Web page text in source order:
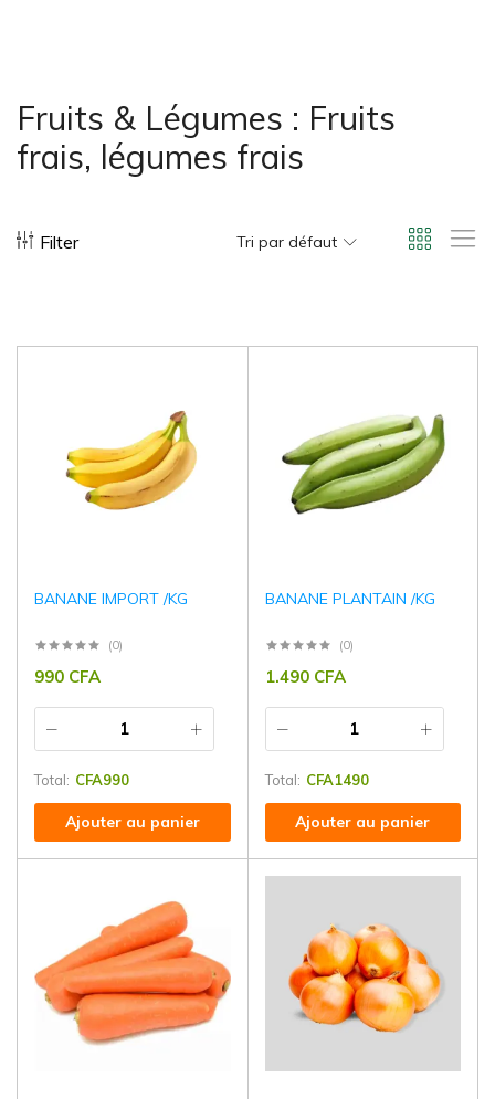
Fruits & Légumes : Fruits
frais, légumes frais
Filter Tri par défaut
BANANE IMPORT /KG
(0)
990 CFA
Total: CFA990
Ajouter au panier
BANANE PLANTAIN /KG
(0)
1.490 CFA
Total: CFA1490
Ajouter au panier